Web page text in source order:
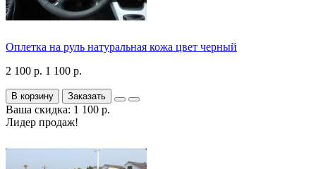
Оплетка на руль натуральная кожа цвет черный
2 100 р. 1 100 р.
В корзину Заказать
Ваша скидка: 1 100 р.
Лидер продаж!